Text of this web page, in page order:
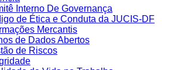
Interno De Governança
de Ética e Conduta da JUCIS-DF
Mercantis
de Dados Abertos
de Riscos